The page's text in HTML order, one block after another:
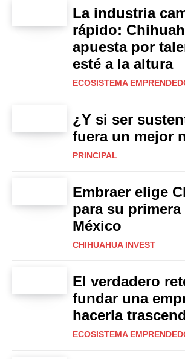
La industria
rápido:
apuesta por
esté a la altura
ECOSISTEMA
¿Y si ser
fuera un mejor
PRINCIPAL
Embraer elige
para su
México
CHIHUAHUA INVEST
El verdadero
fundar una
hacerla
ECOSISTEMA